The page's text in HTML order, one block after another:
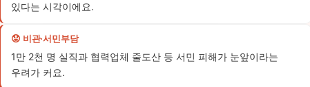
있다는 시각이에요.
😟 비관·서민부담
1만 2천 명 실직과 협력업체 줄도산 등 서민 피해가 눈앞이라는
우려가 커요.